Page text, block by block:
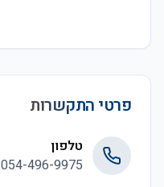
פרטי התקשרות
טלפון
054-496-9975